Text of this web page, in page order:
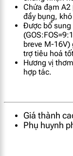
Chứa đạm
đầy bụng,
Được bổ
breve M-
trợ tiêu hoá
Hương vị
hợp tác.
Giá thành
Phụ huynh